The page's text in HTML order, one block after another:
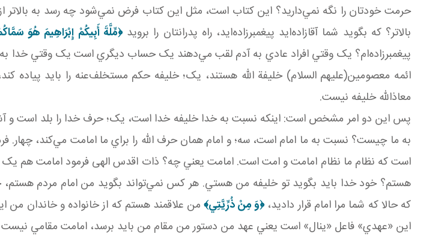
حرمت خودتان را نگه نمي‌داريد؟ اين کتاب است، مثل اين کتاب فرض نمي‌شود چه رسد به بالاتر از
بالاتر؟ که بگويد شما آقازاده‌ايد پيغمبرزاده‌ايد، راه پدرانتان را برويد﴿مِّلَّةَ أَبِيكُمْ إِبْرَاهِيمَ هُوَ
پيغمبرزاده‌ام؟ يک وقتي افراد عادي به آدم لقب مي‌دهند يک حساب ديگري است يک وقتي خدا به
ائمه معصومين(عليهم السلام) خليفة الله‌ هستند، يک؛ خليفه حکم مستخلف‌عنه را بايد پياده
معاذالله خليفه نيست.
پس اين دو امر مشخص است: اينکه نسبت به خدا خليفه خدا است، يک؛ حرف خدا را بلد است و
به ما چيست؟ نسبت به ما امام است، سه؛ و امام همان حرف الله را براي ما امامت مي‌کند، چهار.
است که نظام ما نظام امامت و امت است. امامت يعني چه؟ ذات اقدس الهی فرمود امامت هم
هستم؟ خود خدا بايد بگويد تو خليفه من هستي. هر کس نمي‌تواند بگويد من امام مردم هستم،
که حالا که شما مرا امام قرار داديد،﴿وَ مِنْ ذُرِّيَّتِي﴾ من علاقمند هستم که از خانواده و خاندان من
اين «عهدي» فاعل «ينال» است يعني عهد من دستور من مقام من بايد برسد، امامت مقامي